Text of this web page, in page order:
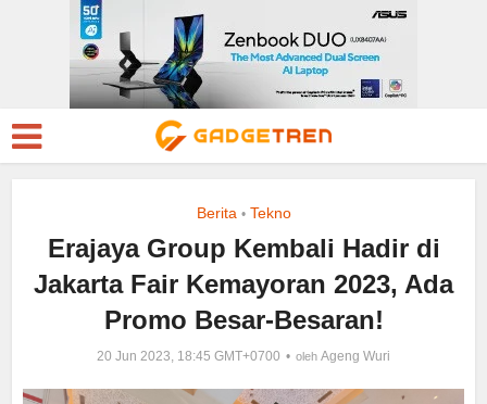
Berita • Tekno
Erajaya Group Kembali Hadir di
Jakarta Fair Kemayoran 2023, Ada
Promo Besar-Besaran!
20 Jun 2023, 18:45 GMT+0700 oleh Ageng Wuri